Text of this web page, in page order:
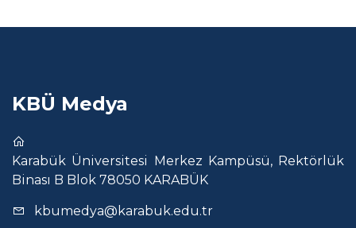
KBÜ Medya
Karabük Üniversitesi Merkez Kampüsü, Rektörlük
Binası B Blok 78050 KARABÜK
kbumedya@karabuk.edu.tr